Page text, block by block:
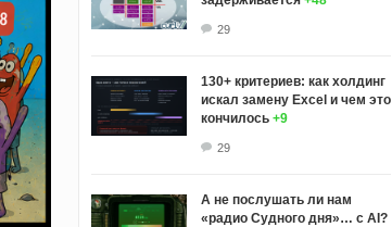
29
130+ критериев: как холдинг
искал замену Excel и чем это
кончилось +9
29
А не послушать ли нам
«радио Судного дня»… с AI?